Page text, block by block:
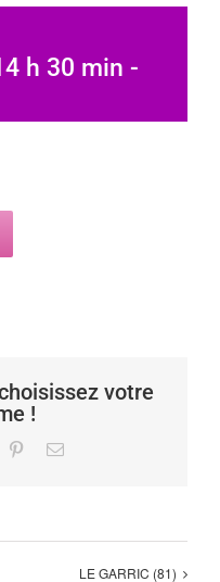
h 30 min -
votre
!
PinterestEmail
LE GARRIC (81)